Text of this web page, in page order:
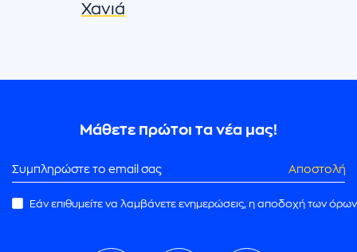
Χανιά
Μάθετε πρώτοι τα νέα μας!
Αποστολή
Εάν επιθυμείτε να λαμβάνετε ενημερώσεις, η αποδοχή των όρων